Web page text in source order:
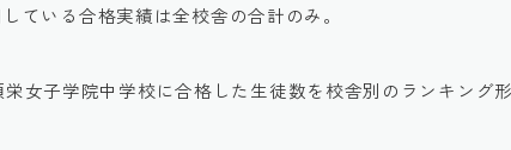
ている合格実績は全校舎の合計のみ。
女子学院中学校に合格した生徒数を校舎別のランキング形